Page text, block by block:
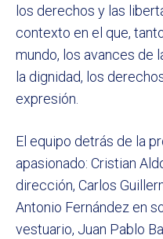
los derechos y las
contexto en el que,
mundo, los avances de
la dignidad, los
expresión.
El equipo detrás de la
apasionado: Cristian
dirección, Carlos
Antonio Fernández en
vestuario, Juan Pablo